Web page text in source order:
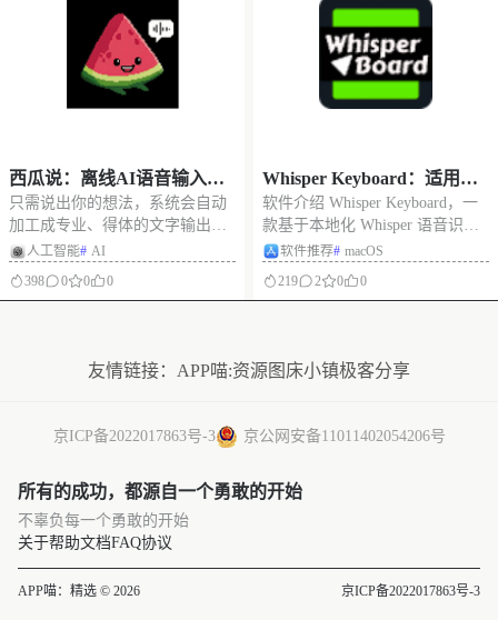
西瓜说：离线AI语音输入，
对你的语音输入进行翻译、
转写、润色等处理
只需说出你的想法，系统会自动
加工成专业、得体的文字输出，
帮你轻松应对各种场景 在应用设
设模板。每个模板可以设定不同
用时快速切换，满足不同场景的
需求。 正在全
人工智能# AI
398
0 0 0
Whisper Keyboard：适用于
macOS的AI语音转文本工
具，基于 Whisper 模型的语
音输入工具
软件介绍 Whisper Keyboard，一
款基于本地化 Whisper 语音识别
引擎开发的 AI 输入工具。支持
换为文字，适用于编程、写作、
软件推荐# macOS
219
2 0 0
友情链接： APP喵:资源 图床小镇极客分享
京ICP备2022017863号-3 京公网安备11011402054206号
所有的成功，都源自一个勇敢的开始
不辜负每一个勇敢的开始
关于帮助文档FAQ协议
APP喵：精选 © 2026 京ICP备2022017863号-3